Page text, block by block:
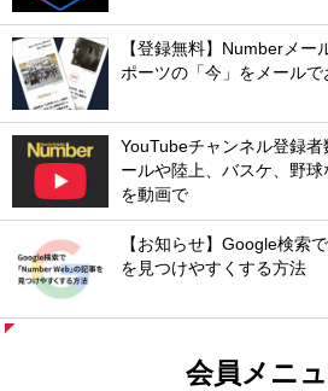
【登録無料】Numberメー
ポーツの「今」をメールで
YouTubeチャンネル登録
ールや陸上、バスケ、野
を動画で
【お知らせ】Google検索
を見つけやすくする方法
会員メニ